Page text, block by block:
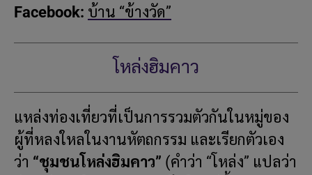
Facebook: บ้าน “ข้างวัด”
โหล่งฮิมคาว
แหล่งท่องเที่ยวที่เป็นการรวมตัวกันในหมู่ของ
ผู้ที่หลงใหลในงานหัตถกรรม และเรียกตัวเอง
ว่า “ชุมชนโหล่งฮิมคาว” (คำว่า “โหล่ง” แปลว่า